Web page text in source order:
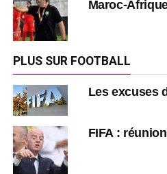
Maroc-
PLUS SUR FOOTBALL
Les excuses
FIFA :